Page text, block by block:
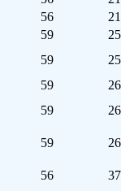
56
59
59
59
59
59
56